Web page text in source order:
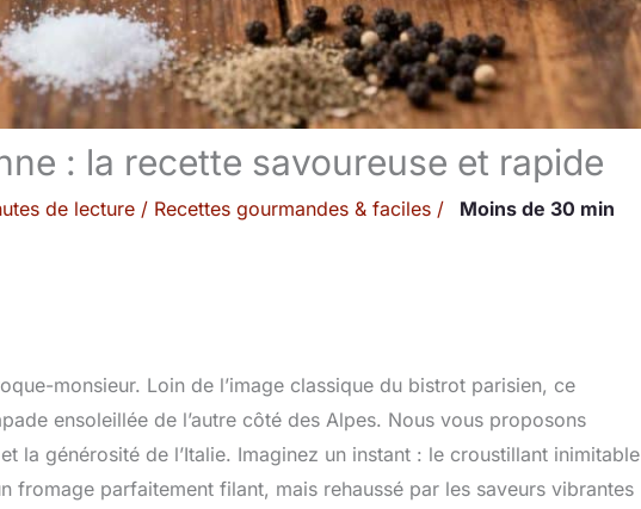
: la recette savoureuse et rapide
de lecture / Recettes gourmandes & faciles /
Moins de 30 min
monsieur. Loin de l’image classique du bistrot parisien, ce
ensoleillée de l’autre côté des Alpes. Nous vous proposons
la générosité de l’Italie. Imaginez un instant : le croustillant inimitable
fromage parfaitement filant, mais rehaussé par les saveurs vibrantes